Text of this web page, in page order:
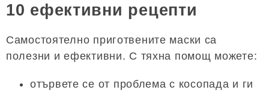
10 ефективни рецепти
Самостоятелно приготвените маски са
полезни и ефективни. С тяхна помощ можете:
отървете се от проблема с косопада и ги